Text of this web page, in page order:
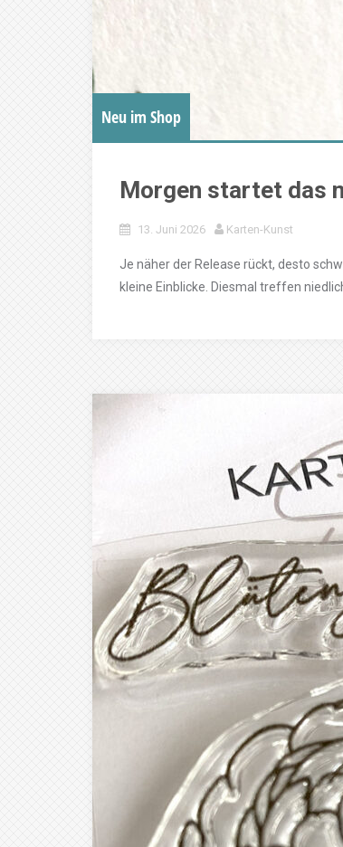
Neu im Shop
Morgen startet das
13. Juni 2026 Karten-Kunst
Je näher der Release rückt, desto
kleine Einblicke. Diesmal treffen